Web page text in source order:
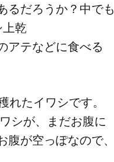
るだろうか？​中でも​
乾​
アテなどに​食べる​
れた​イワシです。​
シが、​まだ​お腹に​
が​空っぽなので、​